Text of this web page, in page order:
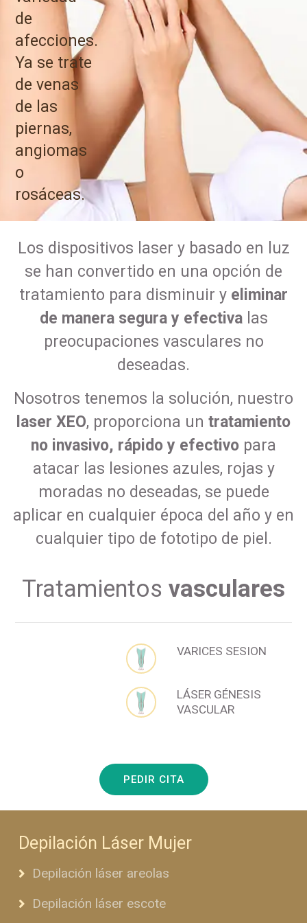
de
afecciones.
Ya se trate
de venas
de las
piernas,
angiomas
o
rosáceas.
Los dispositivos laser y basado en luz
se han convertido en una opción de
tratamiento para disminuir y eliminar
de manera segura y efectivalas
preocupaciones vasculares no
deseadas.
Nosotros tenemos la solución, nuestro
laser XEO, proporciona un tratamiento
no invasivo, rápido y efectivo para
atacar las lesiones azules, rojas y
moradas no deseadas, se puede
aplicar en cualquier época del año y en
cualquier tipo de fototipo de piel.
Tratamientos vasculares
VARICES SESION
LÁSER GÉNESIS
VASCULAR
PEDIR CITA
Depilación Láser Mujer
Depilación láser areolas
Depilación láser escote